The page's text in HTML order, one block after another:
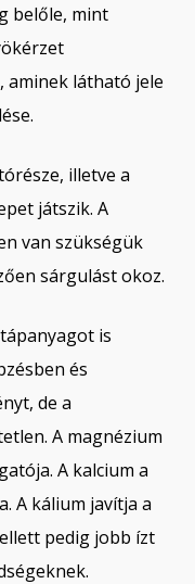
belőle, mint
aminek látható jele
illetve a
játszik. A
van szükségük
sárgulást okoz.
is
és
de a
A magnézium
A kalcium a
A kálium javítja a
pedig jobb ízt